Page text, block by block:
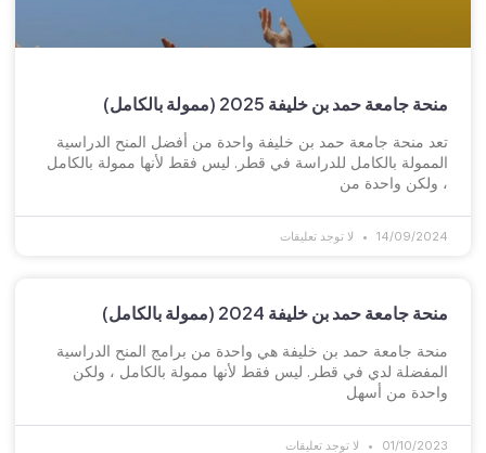
منحة جامعة حمد بن خليفة 2025 (ممولة بالكامل)
تعد منحة جامعة حمد بن خليفة واحدة من أفضل المنح الدراسية
الممولة بالكامل للدراسة في قطر. ليس فقط لأنها ممولة بالكامل
، ولكن واحدة من
14/09/2024 لا توجد تعليقات
منحة جامعة حمد بن خليفة 2024 (ممولة بالكامل)
منحة جامعة حمد بن خليفة هي واحدة من برامج المنح الدراسية
المفضلة لدي في قطر. ليس فقط لأنها ممولة بالكامل ، ولكن
واحدة من أسهل
01/10/2023 لا توجد تعليقات